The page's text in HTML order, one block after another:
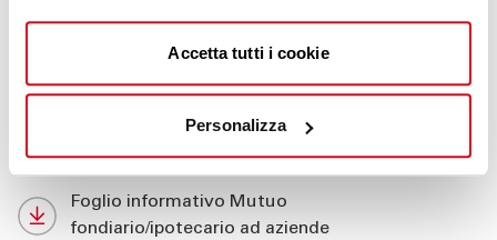
Accetta tutti i cookie
Personalizza
parte della Banca. Per le condizioni contrattuali ed economiche
consultare i fogli informativi pubblicati sul sito e disponibili presso le
Download e Link
Foglio informativo Mutuo
fondiario/ipotecario ad aziende